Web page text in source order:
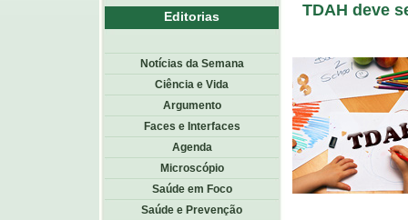
TDAH deve
Editorias
Notícias da Semana
Ciência e Vida
Argumento
Faces e Interfaces
Agenda
Microscópio
Saúde em Foco
Saúde e Prevenção